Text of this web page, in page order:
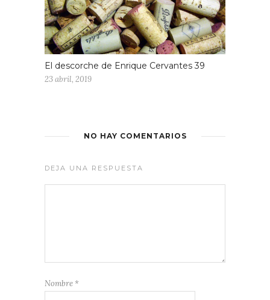
El descorche de Enrique Cervantes 39
23 abril, 2019
NO HAY COMENTARIOS
DEJA UNA RESPUESTA
Nombre *